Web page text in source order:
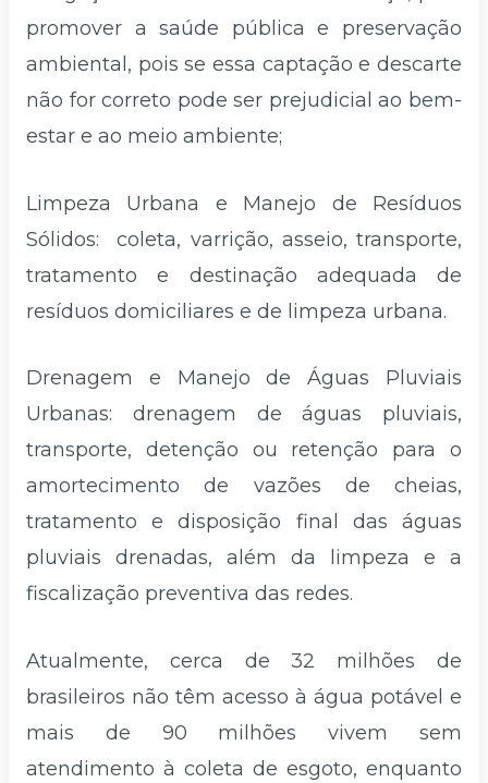
promover a saúde pública e preservação
ambiental, pois se essa captação e descarte
não for correto pode ser prejudicial ao bem-
estar e ao meio ambiente;
Limpeza Urbana e Manejo de Resíduos
Sólidos: coleta, varrição, asseio, transporte,
tratamento e destinação adequada de
resíduos domiciliares e de limpeza urbana.
Drenagem e Manejo de Águas Pluviais
Urbanas: drenagem de águas pluviais,
transporte, detenção ou retenção para o
amortecimento de vazões de cheias,
tratamento e disposição final das águas
pluviais drenadas, além da limpeza e a
fiscalização preventiva das redes.
Atualmente, cerca de 32 milhões de
brasileiros não têm acesso à água potável e
mais de 90 milhões vivem sem
atendimento à coleta de esgoto, enquanto